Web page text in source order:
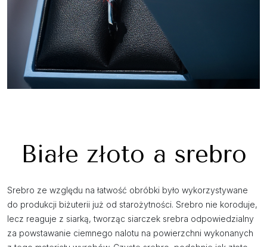
Białe złoto a srebro
Srebro ze względu na łatwość obróbki było wykorzystywane
do produkcji biżuterii już od starożytności. Srebro nie koroduje,
lecz reaguje z siarką, tworząc siarczek srebra odpowiedzialny
za powstawanie ciemnego nalotu na powierzchni wykonanych